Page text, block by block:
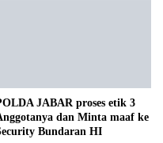
JABAR proses etik 3
dan Minta maaf ke
Bundaran HI